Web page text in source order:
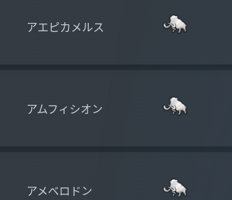
アエピカメルス
アムフィシオン
アメベロドン